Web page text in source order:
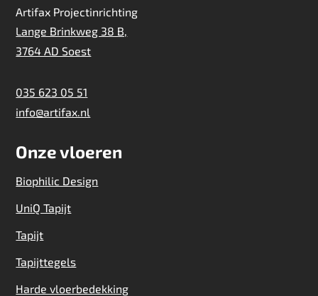
Artifax Projectinrichting
Lange Brinkweg 38 B,
3764 AD Soest
035 623 05 51
info@artifax.nl
Onze vloeren
Biophilic Design
UniQ Tapijt
Tapijt
Tapijttegels
Harde vloerbedekking